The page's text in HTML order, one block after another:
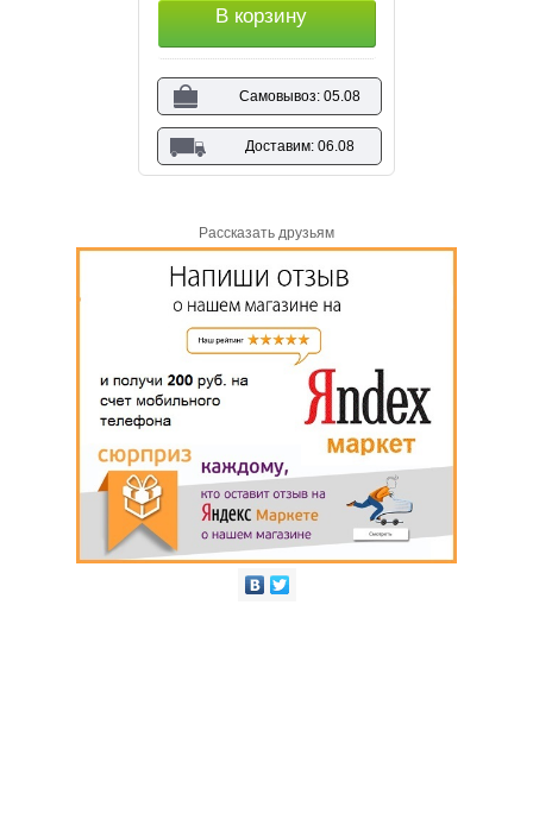
В корзину
Самовывоз: 05.08
Доставим: 06.08
Рассказать друзьям